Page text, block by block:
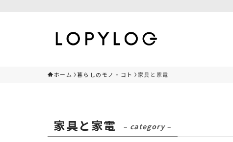
ホーム 暮らしのモノ・コト 家具と家電
家具と家電 – category –